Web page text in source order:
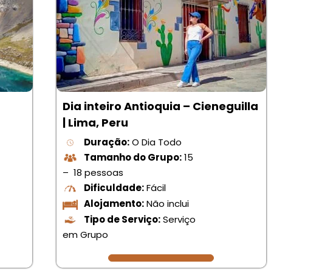
Dia inteiro Antioquia – Cieneguilla
| Lima, Peru
Duração:O Dia Todo
Tamanho do Grupo:15
– 18 pessoas
Dificuldade:Fácil
Alojamento:Não inclui
Tipo de Serviço:Serviço
em Grupo